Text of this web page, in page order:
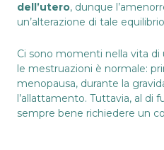
dell’utero, dunque
un’alterazione di tale
Ci sono momenti nella vita di
le mestruazioni è normale:
menopausa, durante la
l’allattamento. Tuttavia, al di
sempre bene richiedere un